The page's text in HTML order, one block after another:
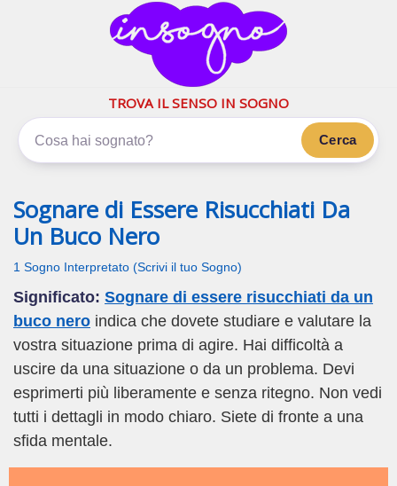
inSogno.com
I sogni significano di piùTROVA IL SENSO IN SOGNO
Cerca
Sognare di Essere Risucchiati Da
Un Buco Nero
1 Sogno Interpretato (Scrivi il tuo Sogno)
Significato: Sognare di essere risucchiati da un
buco nero indica che dovete studiare e valutare la
vostra situazione prima di agire. Hai difficoltà a
uscire da una situazione o da un problema. Devi
esprimerti più liberamente e senza ritegno. Non vedi
tutti i dettagli in modo chiaro. Siete di fronte a una
sfida mentale.